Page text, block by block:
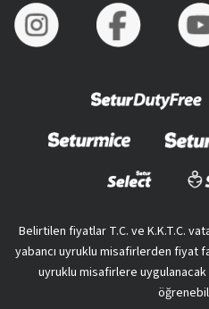
Belirtilen fiyatlar T.C. ve K.K.T.C.
yabancı uyruklu misafirlerden fiyat
uyruklu misafirlere